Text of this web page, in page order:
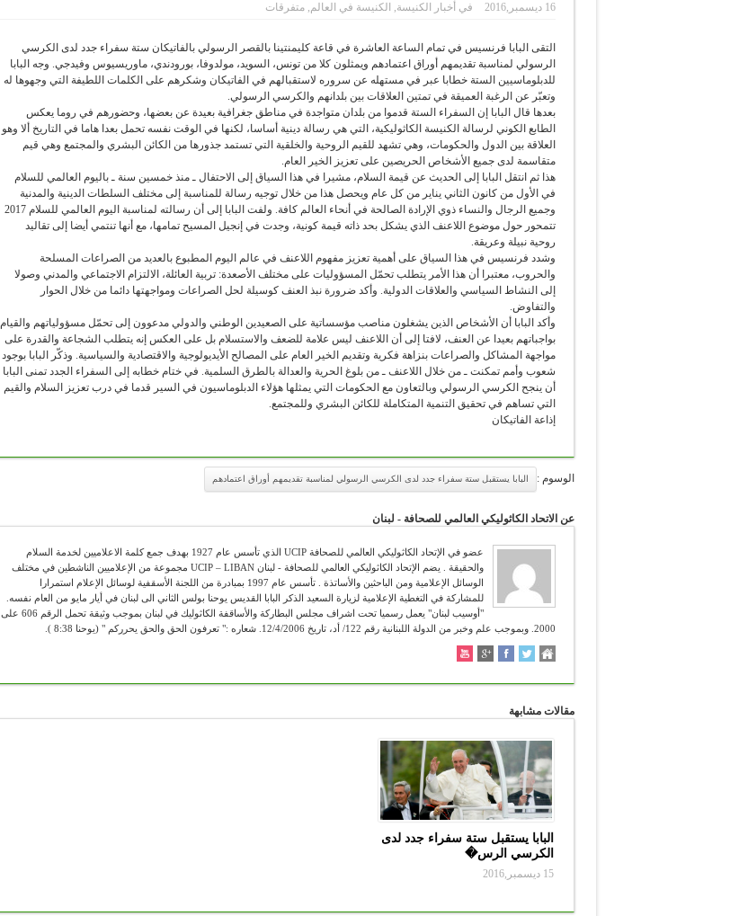
16 ديسمبر,2016
في أخبار الكنيسة, الكنيسة في العالم,متفرقات
التقى البابا فرنسيس في تمام الساعة العاشرة في قاعة كليمنتينا بالقصر الرسولي بالفاتيكان ستة سفراء جدد لدى الكرسي
الرسولي لمناسبة تقديمهم أوراق اعتمادهم ويمثلون كلا من تونس، السويد، مولدوفا، بورودندي، ماوريسيوس وفيدجي. وجه البابا
للدبلوماسيين الستة خطابا عبر في مستهله عن سروره لاستقبالهم في الفاتيكان وشكرهم على الكلمات اللطيفة التي وجهوها له
وتعبّر عن الرغبة العميقة في تمتين العلاقات بين بلدانهم والكرسي الرسولي.
بعدها قال البابا إن السفراء الستة قدموا من بلدان متواجدة في مناطق جغرافية بعيدة عن بعضها، وحضورهم في روما يعكس
الطابع الكوني لرسالة الكنيسة الكاثوليكية، التي هي رسالة دينية أساسا، لكنها في الوقت نفسه تحمل بعدا هاما في التاريخ ألا وهو
العلاقة بين الدول والحكومات، وهي تشهد للقيم الروحية والخلقية التي تستمد جذورها من الكائن البشري والمجتمع وهي قيم
متقاسمة لدى جميع الأشخاص الحريصين على تعزيز الخير العام.
هذا ثم انتقل البابا إلى الحديث عن قيمة السلام، مشيرا في هذا السياق إلى الاحتفال ـ منذ خمسين سنة ـ باليوم العالمي للسلام
في الأول من كانون الثاني يناير من كل عام ويحصل هذا من خلال توجيه رسالة للمناسبة إلى مختلف السلطات الدينية والمدنية
وجميع الرجال والنساء ذوي الإرادة الصالحة في أنحاء العالم كافة. ولفت البابا إلى أن رسالته لمناسبة اليوم العالمي للسلام 2017
تتمحور حول موضوع اللاعنف الذي يشكل بحد ذاته قيمة كونية، وجدت في إنجيل المسيح تمامها، مع أنها تنتمي أيضا إلى تقاليد
روحية نبيلة وعريقة.
وشدد فرنسيس في هذا السياق على أهمية تعزيز مفهوم اللاعنف في عالم اليوم المطبوع بالعديد من الصراعات المسلحة
والحروب، معتبرا أن هذا الأمر يتطلب تحمّل المسؤوليات على مختلف الأصعدة: تربية العائلة، الالتزام الاجتماعي والمدني وصولا
إلى النشاط السياسي والعلاقات الدولية. وأكد ضرورة نبذ العنف كوسيلة لحل الصراعات ومواجهتها دائما من خلال الحوار
والتفاوض.
وأكد البابا أن الأشخاص الذين يشغلون مناصب مؤسساتية على الصعيدين الوطني والدولي مدعوون إلى تحمّل مسؤولياتهم والقيام
بواجباتهم بعيدا عن العنف، لافتا إلى أن اللاعنف ليس علامة للضعف والاستسلام بل على العكس إنه يتطلب الشجاعة والقدرة على
مواجهة المشاكل والصراعات بنزاهة فكرية وتقديم الخير العام على المصالح الأيديولوجية والاقتصادية والسياسية. وذكّر البابا بوجود
شعوب وأمم تمكنت ـ من خلال اللاعنف ـ من بلوغ الحرية والعدالة بالطرق السلمية. في ختام خطابه إلى السفراء الجدد تمنى البابا
أن ينجح الكرسي الرسولي وبالتعاون مع الحكومات التي يمثلها هؤلاء الدبلوماسيون في السير قدما في درب تعزيز السلام والقيم
التي تساهم في تحقيق التنمية المتكاملة للكائن البشري وللمجتمع.
إذاعة الفاتيكان
الوسوم : البابا يستقبل ستة سفراء جدد لدى الكرسي الرسولي لمناسبة تقديمهم أوراق اعتمادهم
عن الاتحاد الكاثوليكي العالمي للصحافة - لبنان
عضو في الإتحاد الكاثوليكي العالمي للصحافة UCIP الذي تأسس عام 1927 بهدف جمع كلمة الاعلاميين لخدمة السلام
والحقيقة . يضم الإتحاد الكاثوليكي العالمي للصحافة - لبنان UCIP – LIBAN مجموعة من الإعلاميين الناشطين في مختلف
الوسائل الإعلامية ومن الباحثين والأساتذة . تأسس عام 1997 بمبادرة من اللجنة الأسقفية لوسائل الإعلام استمرارا
للمشاركة في التغطية الإعلامية لزيارة السعيد الذكر البابا القديس يوحنا بولس الثاني الى لبنان في أيار مايو من العام نفسه.
"أوسيب لبنان" يعمل رسميا تحت اشراف مجلس البطاركة والأساقفة الكاثوليك في لبنان بموجب وثيقة تحمل الرقم 606 على
2000. وبموجب علم وخبر من الدولة اللبنانية رقم 122/ أد، تاريخ 12/4/2006. شعاره :" تعرفون الحق والحق يحرركم " (يوحنا 8:38 ).
مقالات مشابهة
البابا يستقبل ستة سفراء جدد لدى
الكرسي الرس�
15 ديسمبر,2016